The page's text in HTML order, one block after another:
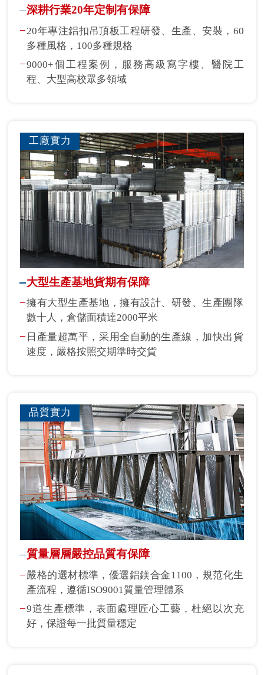
深耕行業20年定制有保障
20年專注鋁扣吊頂板工程研發、生產、安裝，60
多種風格，100多種規格
9000+個工程案例，服務高級寫字樓、醫院工
程、大型高校眾多領域
工廠實力
大型生產基地貨期有保障
擁有大型生產基地，擁有設計、研發、生產團隊
數十人，倉儲面積達2000平米
日產量超萬平，采用全自動的生產線，加快出貨
速度，嚴格按照交期準時交貨
品質實力
質量層層嚴控品質有保障
嚴格的選材標準，優選鋁鎂合金1100，規范化生
產流程，遵循ISO9001質量管理體系
9道生產標準，表面處理匠心工藝，杜絕以次充
好，保證每一批質量穩定